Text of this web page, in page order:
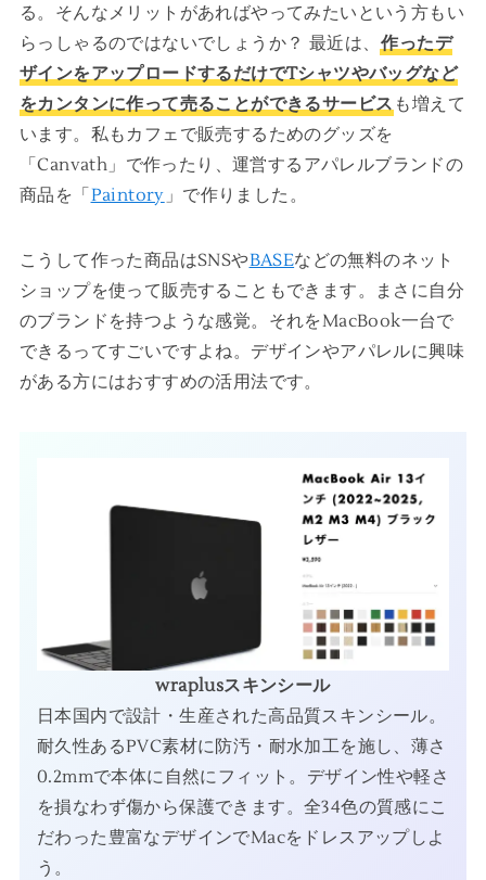
る。そんなメリットがあればやってみたいという方もい
らっしゃるのではないでしょうか？ 最近は、 作ったデ
ザインをアップロードするだけでTシャツやバッグなど
をカンタンに作って売ることができるサービス も増えて
います。私もカフェで販売するためのグッズを
「Canvath」で作ったり、運営するアパレルブランドの
商品を「Paintory 」で作りました。
こうして作った商品はSNSやBASEなどの無料のネット
ショップを使って販売することもできます。まさに自分
のブランドを持つような感覚。それをMacBook一台で
できるってすごいですよね。デザインやアパレルに興味
がある方にはおすすめの活用法です。
wraplusスキンシール
日本国内で設計・生産された高品質スキンシール。
耐久性あるPVC素材に防汚・耐水加工を施し、薄さ
0.2mmで本体に自然にフィット。デザイン性や軽さ
を損なわず傷から保護できます。全34色の質感にこ
だわった豊富なデザインでMacをドレスアップしよ
う。